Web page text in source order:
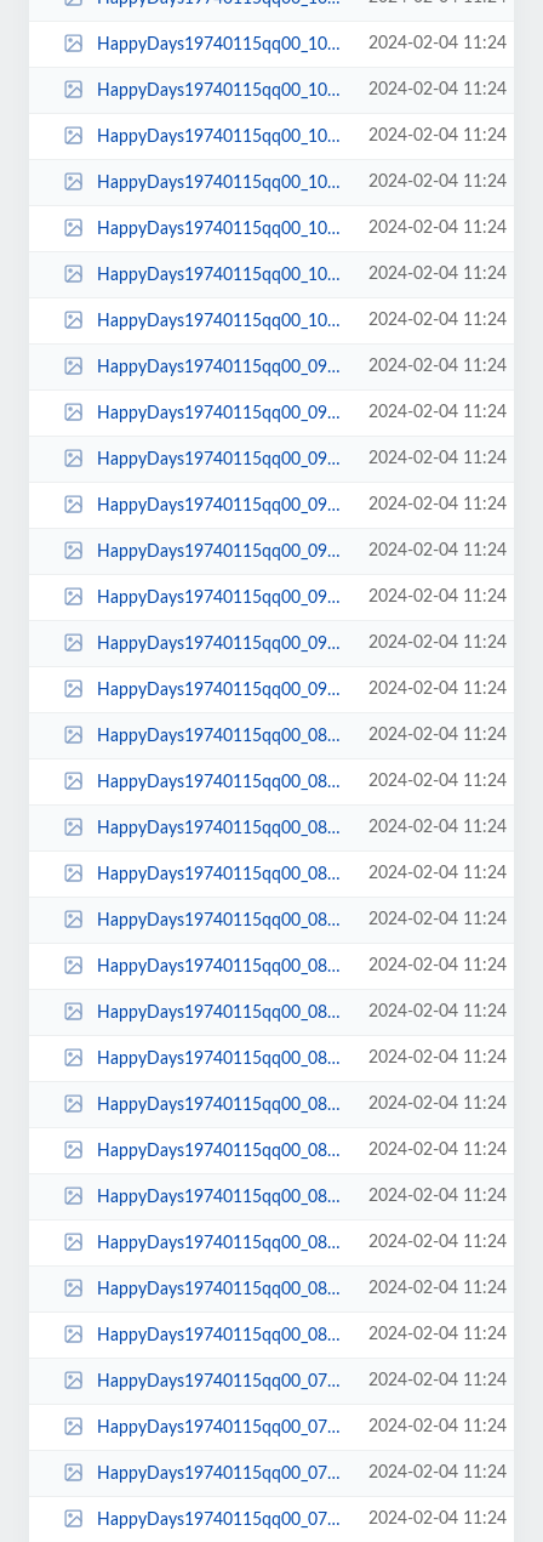
HappyDays19740115qq00_10_40qq00112.jpg 2024-02-04 11:24
HappyDays19740115qq00_10_39qq00111.jpg 2024-02-04 11:24
HappyDays19740115qq00_10_37qq00110.jpg 2024-02-04 11:24
HappyDays19740115qq00_10_34qq00109.jpg 2024-02-04 11:24
HappyDays19740115qq00_10_30qq00108.jpg 2024-02-04 11:24
HappyDays19740115qq00_10_28qq00107.jpg 2024-02-04 11:24
HappyDays19740115qq00_10_01qq00106.jpg 2024-02-04 11:24
HappyDays19740115qq00_09_57qq00105.jpg 2024-02-04 11:24
HappyDays19740115qq00_09_46qq00104.jpg 2024-02-04 11:24
HappyDays19740115qq00_09_22qq00103.jpg 2024-02-04 11:24
HappyDays19740115qq00_09_21qq00102.jpg 2024-02-04 11:24
HappyDays19740115qq00_09_15qq00101.jpg 2024-02-04 11:24
HappyDays19740115qq00_09_13qq00100.jpg 2024-02-04 11:24
HappyDays19740115qq00_09_11qq00099.jpg 2024-02-04 11:24
HappyDays19740115qq00_09_02qq00098.jpg 2024-02-04 11:24
HappyDays19740115qq00_08_59qq00097.jpg 2024-02-04 11:24
HappyDays19740115qq00_08_57qq00096.jpg 2024-02-04 11:24
HappyDays19740115qq00_08_52qq00095.jpg 2024-02-04 11:24
HappyDays19740115qq00_08_40qq00094.jpg 2024-02-04 11:24
HappyDays19740115qq00_08_23qq00093.jpg 2024-02-04 11:24
HappyDays19740115qq00_08_22qq00092.jpg 2024-02-04 11:24
HappyDays19740115qq00_08_21qq00091.jpg 2024-02-04 11:24
HappyDays19740115qq00_08_20qq00090.jpg 2024-02-04 11:24
HappyDays19740115qq00_08_17qq00089.jpg 2024-02-04 11:24
HappyDays19740115qq00_08_15qq00088.jpg 2024-02-04 11:24
HappyDays19740115qq00_08_12qq00087.jpg 2024-02-04 11:24
HappyDays19740115qq00_08_10qq00086.jpg 2024-02-04 11:24
HappyDays19740115qq00_08_08qq00085.jpg 2024-02-04 11:24
HappyDays19740115qq00_08_00qq00084.jpg 2024-02-04 11:24
HappyDays19740115qq00_07_58qq00083.jpg 2024-02-04 11:24
HappyDays19740115qq00_07_54qq00082.jpg 2024-02-04 11:24
HappyDays19740115qq00_07_52qq00081.jpg 2024-02-04 11:24
HappyDays19740115qq00_07_49qq00080.jpg 2024-02-04 11:24